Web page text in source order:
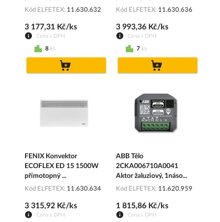
Kód ELFETEX 11.630.632
Cena s DPH
3 177,31 Kč/ks
8 ks
Kód ELFETEX 11.630.636
Cena s DPH
3 993,36 Kč/ks
7 ks
FENIX Konvektor
ECOFLEX ED 15 1500W
přímotopný ...
Kód ELFETEX 11.630.634
Cena s DPH
3 315,92 Kč/ks
ABB Tělo
2CKA006710A0041
Aktor žaluziový, 1náso...
Kód ELFETEX 11.620.959
Cena s DPH
1 815,86 Kč/ks